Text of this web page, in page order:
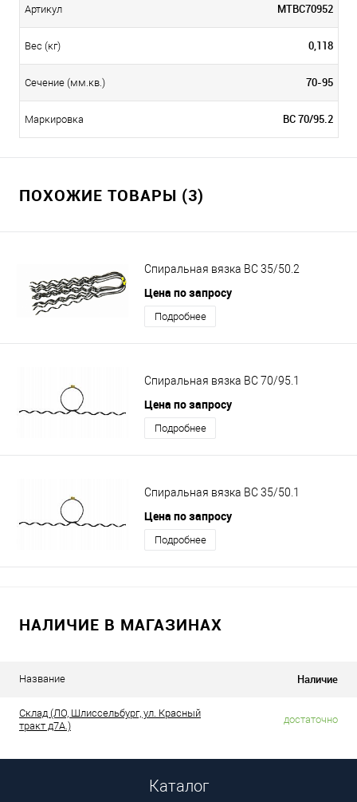
Артикул МТВС70952
Вес (кг) 0,118
Сечение (мм.кв.) 70-95
Маркировка ВС 70/95.2
ПОХОЖИЕ ТОВАРЫ (3)
Спиральная вязка ВС 35/50.2
Цена по запросу
Подробнее
Спиральная вязка ВС 70/95.1
Цена по запросу
Подробнее
Спиральная вязка ВС 35/50.1
Цена по запросу
Подробнее
НАЛИЧИЕ В МАГАЗИНАХ
Название Наличие
Склад (ЛО, Шлиссельбург, ул. Красный
тракт д7А.)
достаточно
Каталог